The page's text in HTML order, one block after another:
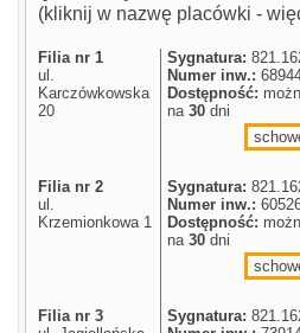
(kliknij w nazwę placówki -
Filia nr 1
ul.
Karczówkowska
20
Sygnatura:
Numer inw.:
Dostępność:
na30 dni
Filia nr 2
ul.
Krzemionkowa 1
Sygnatura:
Numer inw.:
Dostępność:
na30 dni
Filia nr 3
Sygnatura: